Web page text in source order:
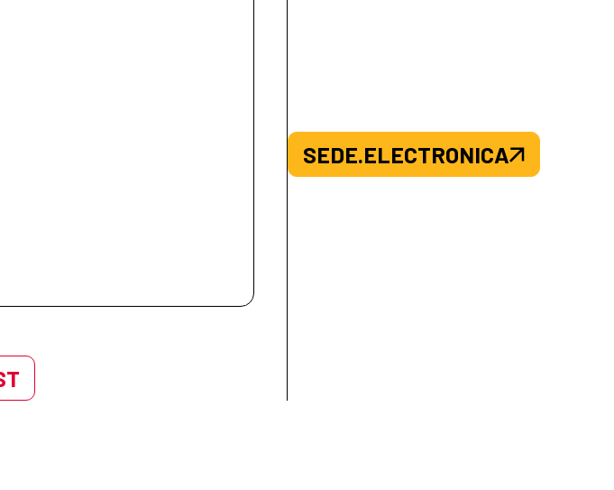
SEDE.ELECTRONICA